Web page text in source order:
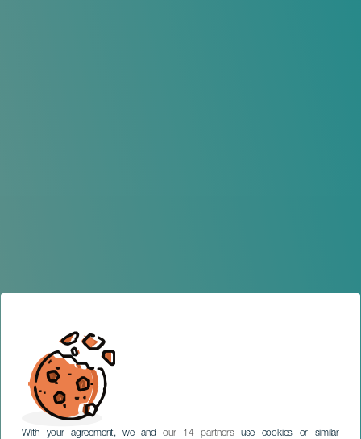
With your agreement, we andour 14 partnersuse cookies or similar